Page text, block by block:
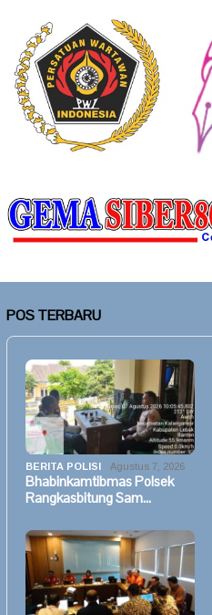
POS TERBARU
BERITA POLISI Agustus 7, 2026
Bhabinkamtibmas Polsek
Rangkasbitung Sam…